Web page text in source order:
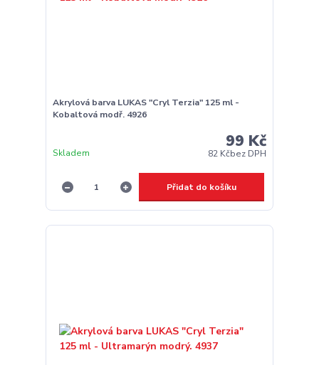
Akrylová barva LUKAS "Cryl Terzia" 125 ml -
Kobaltová modř. 4926
99 Kč
82 Kčbez DPH
Skladem
Přidat do košíku